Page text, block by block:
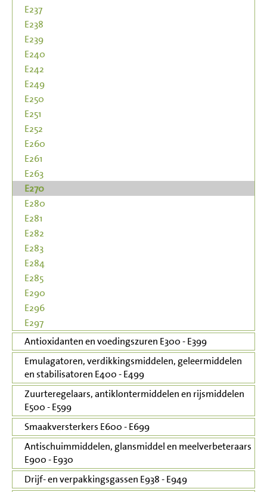
E237
E238
E239
E240
E242
E249
E250
E251
E252
E260
E261
E263
E270
E280
E281
E282
E283
E284
E285
E290
E296
E297
Antioxidanten en voedingszuren E300 - E399
Emulagatoren, verdikkingsmiddelen, geleermiddelen
en stabilisatoren E400 - E499
Zuurteregelaars, antiklontermiddelen en rijsmiddelen
E500 - E599
Smaakversterkers E600 - E699
Antischuimmiddelen, glansmiddel en meelverbeteraars
E900 - E930
Drijf- en verpakkingsgassen E938 - E949